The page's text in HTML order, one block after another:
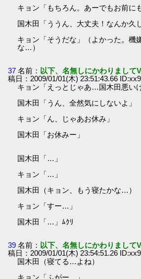
キョン「もちろん。あーでもお前に
国木田「ううん、大丈夫！なんか久
キョン「そうだな」（よかった。機
な…）
37 名前： 以下、名無しにかわりまして
稿日：2009/01/01(木) 23:51:43.66
キョン「えっとじゃあ…国木田悪い
国木田「うん、全然気にしないよ」
キョン「ん、じゃあお休み」
国木田「お休みー」
国木田「…」
キョン「…」
国木田（キョン、もう寝たかな…）
キョン「すー…」
国木田「…」ﾑｸﾘ
39 名前： 以下、名無しにかわりまして
稿日：2009/01/01(木) 23:54:51.26
国木田（寝てる…よね）